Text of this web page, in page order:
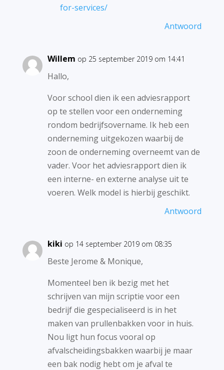
for-services/
Antwoord
Willem op 25 september 2019 om 14:41
Hallo,
Voor school dien ik een adviesrapport
op te stellen voor een onderneming
rondom bedrijfsovername. Ik heb een
onderneming uitgekozen waarbij de
zoon de onderneming overneemt van de
vader. Voor het adviesrapport dien ik
een interne- en externe analyse uit te
voeren. Welk model is hierbij geschikt.
Antwoord
kiki op 14 september 2019 om 08:35
Beste Jerome & Monique,
Momenteel ben ik bezig met het
schrijven van mijn scriptie voor een
bedrijf die gespecialiseerd is in het
maken van prullenbakken voor in huis.
Nou ligt hun focus vooral op
afvalscheidingsbakken waarbij je maar
een bak nodig hebt om je afval te